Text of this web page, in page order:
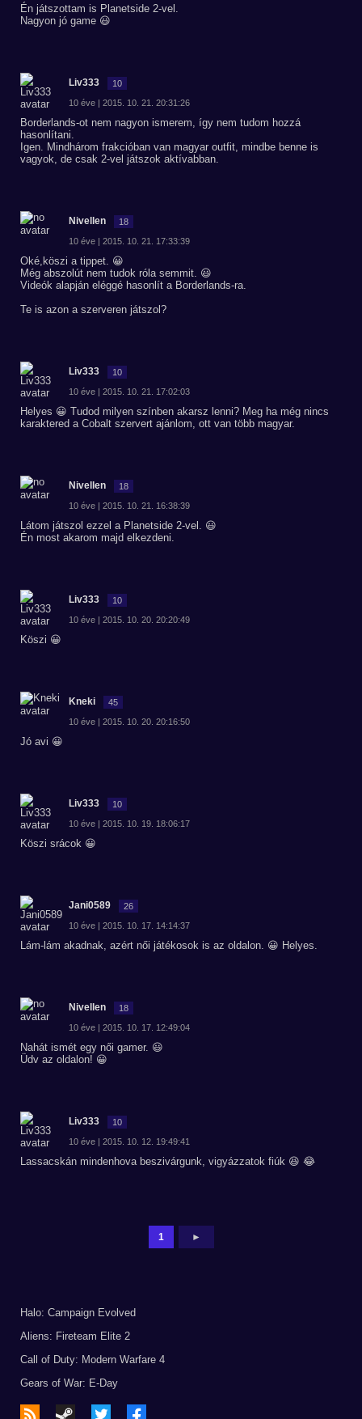
Én játszottam is Planetside 2-vel.
Nagyon jó game 😃
Liv333 10
10 éve | 2015. 10. 21. 20:31:26
Borderlands-ot nem nagyon ismerem, így nem tudom hozzá
hasonlítani.
Igen. Mindhárom frakcióban van magyar outfit, mindbe benne is
vagyok, de csak 2-vel játszok aktívabban.
Nivellen 18
10 éve | 2015. 10. 21. 17:33:39
Oké,köszi a tippet. 😀
Még abszolút nem tudok róla semmit. 😃
Videók alapján eléggé hasonlít a Borderlands-ra.
Te is azon a szerveren játszol?
Liv333 10
10 éve | 2015. 10. 21. 17:02:03
Helyes 😀 Tudod milyen színben akarsz lenni? Meg ha még nincs
karaktered a Cobalt szervert ajánlom, ott van több magyar.
Nivellen 18
10 éve | 2015. 10. 21. 16:38:39
Látom játszol ezzel a Planetside 2-vel. 😃
Én most akarom majd elkezdeni.
Liv333 10
10 éve | 2015. 10. 20. 20:20:49
Köszi 😀
Kneki 45
10 éve | 2015. 10. 20. 20:16:50
Jó avi 😀
Liv333 10
10 éve | 2015. 10. 19. 18:06:17
Köszi srácok 😀
Jani0589 26
10 éve | 2015. 10. 17. 14:14:37
Lám-lám akadnak, azért női játékosok is az oldalon. 😀 Helyes.
Nivellen 18
10 éve | 2015. 10. 17. 12:49:04
Nahát ismét egy női gamer. 😃
Üdv az oldalon! 😀
Liv333 10
10 éve | 2015. 10. 12. 19:49:41
Lassacskán mindenhova beszivárgunk, vigyázzatok fiúk 😆 😂
1 ►
Halo: Campaign Evolved
Aliens: Fireteam Elite 2
Call of Duty: Modern Warfare 4
Gears of War: E-Day